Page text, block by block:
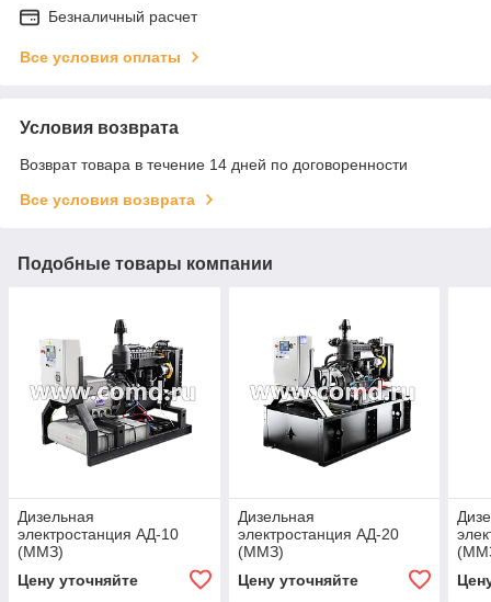
Безналичный расчет
Все условия оплаты
Условия возврата
Возврат товара в течение 14 дней по договоренности
Все условия возврата
Подобные товары компании
Дизельная
электростанция АД-10
(ММЗ)
Цену уточняйте
Дизельная
электростанция АД-20
(ММЗ)
Цену уточняйте